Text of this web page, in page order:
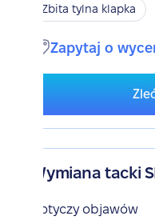
Zbita tylna klapka
Zapytaj o
Wymiana tacki
Dotyczy objawów